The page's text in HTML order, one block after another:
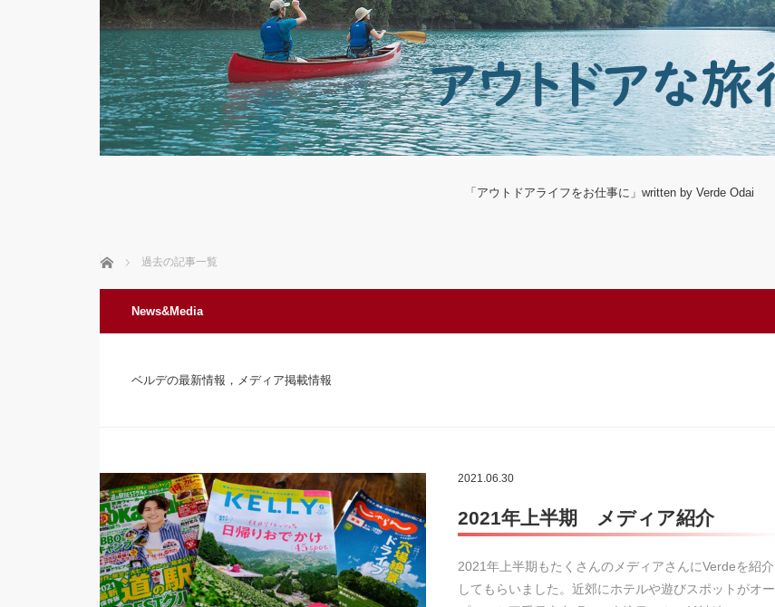
「アウトドアライフをお仕事に」written by Verde Odai
ホーム 過去の記事一覧
News&Media
ベルデの最新情報，メディア掲載情報
2021.06.30
2021年上半期 メディア紹介
2021年上半期もたくさんのメディアさんにVerdeを紹介
してもらいました。近郊にホテルや遊びスポットがオー